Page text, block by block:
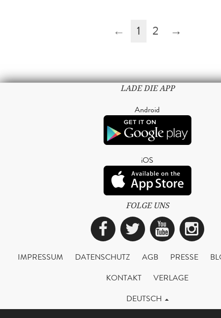
← 1 2 →
LADE DIE APP
Android
iOS
FOLGE UNS
Facebook
Twitter
IMPRESSUM DATENSCHUTZ AGB PRESSE
KONTAKT
VERLAGE
DEUTSCH